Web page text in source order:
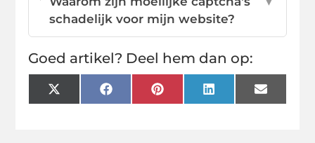
schadelijk voor mijn website?
Goed artikel? Deel hem dan op:
X
(Twitter)
FacebookPinterestLinkedInEmail